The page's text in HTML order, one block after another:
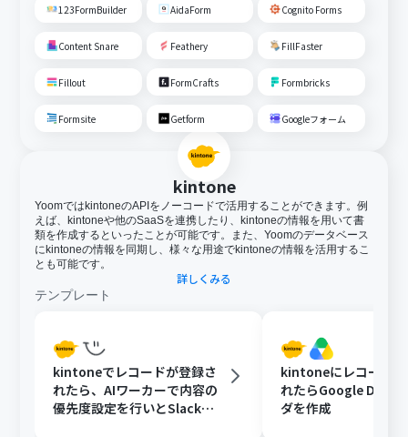
123FormBuilder AidaForm Cognito Forms
Content Snare Feathery FillFaster
Fillout FormCrafts Formbricks
Formsite Getform Googleフォーム
kintone
YoomではkintoneのAPIをノーコードで活用することができます。例
えば、kintoneや他のSaaSを連携したり、kintoneの情報を用いて書
類を作成するといったことが可能です。また、Yoomのデータベース
にkintoneの情報を同期し、様々な用途でkintoneの情報を活用するこ
とも可能です。
詳しくみる
テンプレート
kintoneでレコードが登録さ
れたら、AIワーカーで内容の
優先度設定を行いとSlackで
kintoneにレコード
れたらGoogle Drive
ダを作成